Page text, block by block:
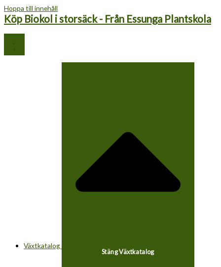
Hoppa till innehåll
Köp Biokol i storsäck - Från Essunga Plantskola
Växtkatalog
Stäng Växtkatalog